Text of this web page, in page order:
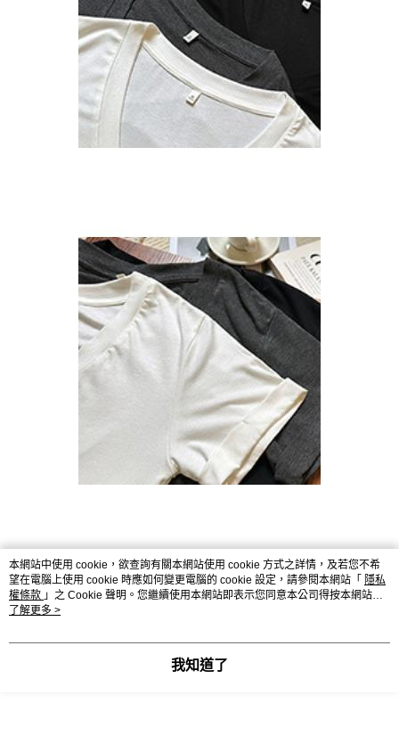
本網站中使用 cookie，欲查詢有關本網站使用 cookie 方式之詳情，及若您不希
望在電腦上使用 cookie 時應如何變更電腦的 cookie 設定，請參閱本網站「 隱私
權條款 」之 Cookie 聲明。您繼續使用本網站即表示您同意本公司得按本網站使
用條款之 Cookie 聲明使用 cookie。
了解更多 >
我知道了